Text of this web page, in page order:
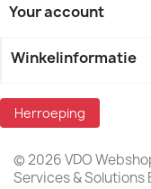
Your account
Winkelinformatie
Herroeping
© 2026 VDO
Services & Solutions